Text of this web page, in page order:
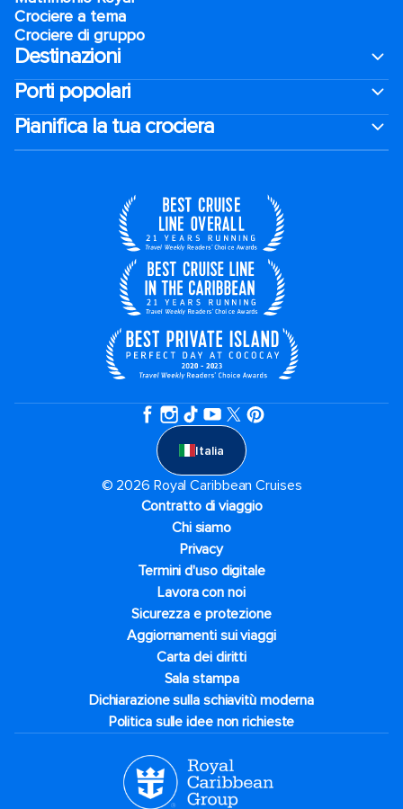
Crociere a tema
Crociere di gruppo
Destinazioni
Porti popolari
Pianifica la tua crociera
Italia
© 2026 Royal Caribbean Cruises
Contratto di viaggio
Chi siamo
Privacy
Termini d'uso digitale
Lavora con noi
Sicurezza e protezione
Aggiornamenti sui viaggi
Carta dei diritti
Sala stampa
Dichiarazione sulla schiavitù moderna
Politica sulle idee non richieste